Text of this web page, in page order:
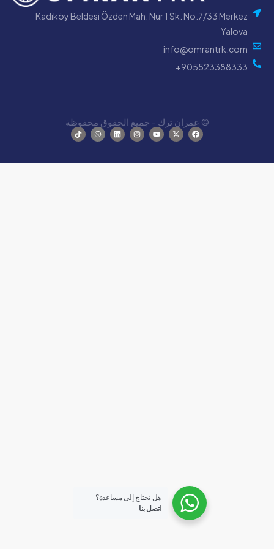
Kadıköy Beldesi Özden Mah. Nur 1 Sk. No.7/33
© عمران ترك - جميع الحقوق محفوظة
هل تحتاج إلى مساعدة؟
اتصل بنا